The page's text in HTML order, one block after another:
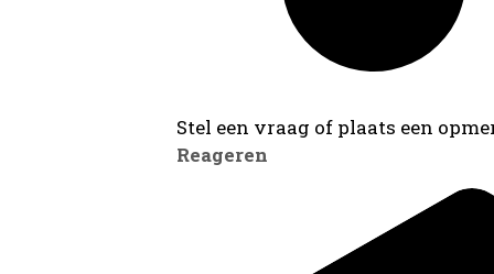
Stel een vraag of plaats een
Reageren